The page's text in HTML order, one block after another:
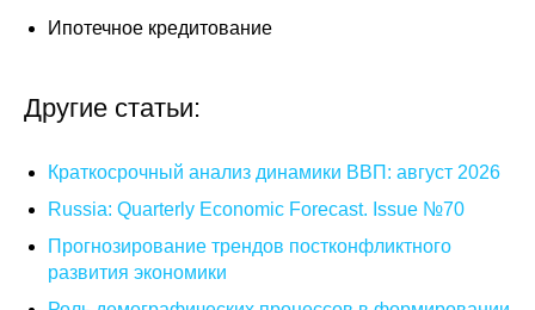
Номера журналов
Редакционная этика
Информация для авторов
Общие требования
Стандарты оформления
Ипотечное кредитование
Другие статьи:
Краткосрочный анализ динамики ВВП: август 2026
Russia: Quarterly Economic Forecast. Issue №70
Прогнозирование трендов постконфликтного
развития экономики